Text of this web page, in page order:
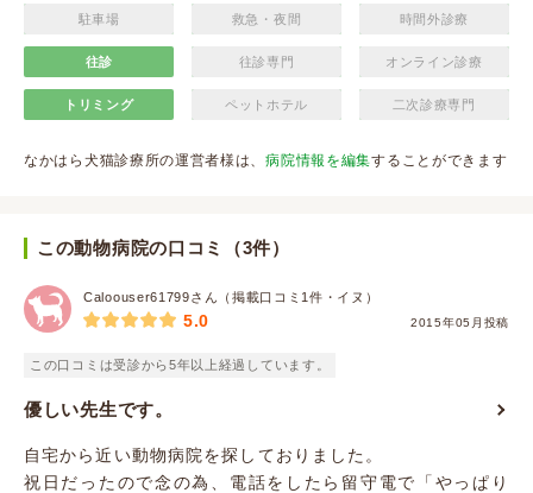
駐車場 救急・夜間 時間外診療
往診 往診専門 オンライン診療
トリミング ペットホテル 二次診療専門
なかはら犬猫診療所の運営者様は、病院情報を編集することができます
この動物病院の口コミ（3件）
Caloouser61799さん（掲載口コミ1件・イヌ）
2015年05月投稿
5.0
この口コミは受診から5年以上経過しています。
優しい先生です。
自宅から近い動物病院を探しておりました。
祝日だったので念の為、電話をしたら留守電で「やっぱり